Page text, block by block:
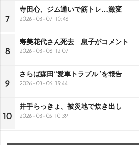
7
寺田心、ジム通いで筋トレ…激変
2026-08-07 10:46
8
寿美花代さん死去 息子がコメント
2026-08-06 12:07
9
さらば森田“愛車トラブル”を報告
2026-08-06 15:44
10
井手らっきょ、被災地で炊き出し
2026-08-05 10:39